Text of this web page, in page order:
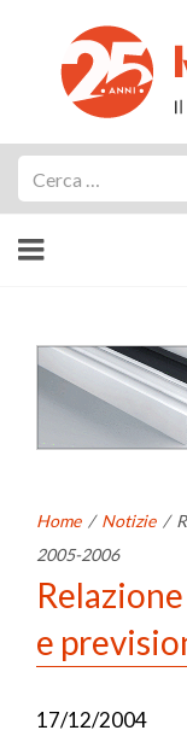
Home / Notizie /
2005-2006
e
17/12/2004